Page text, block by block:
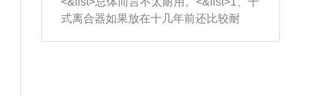
能够得到解决。
象，机油粘度过小具有很好的流动性，
裂，破裂后会出现漏油现象，使半轴磨
损严重，磨损的半轴容易损坏，产生异
响；<&list>3.稳定器的转向胶套和球头
式离合器如果放在十几年前还比较耐